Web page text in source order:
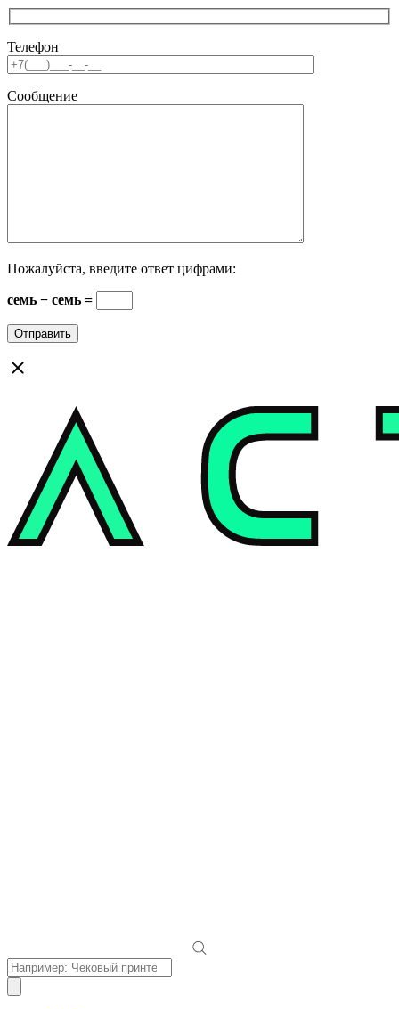
Телефон
Сообщение
Пожалуйста, введите ответ цифрами:
семь − семь =
Поиск
товаров